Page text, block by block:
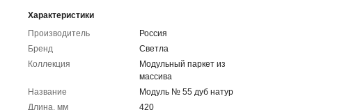
Характеристики
Производитель
Россия
Бренд
Светла
Коллекция
Модульный паркет из
массива
Название
Модуль № 55 дуб натур
Длина, мм
420